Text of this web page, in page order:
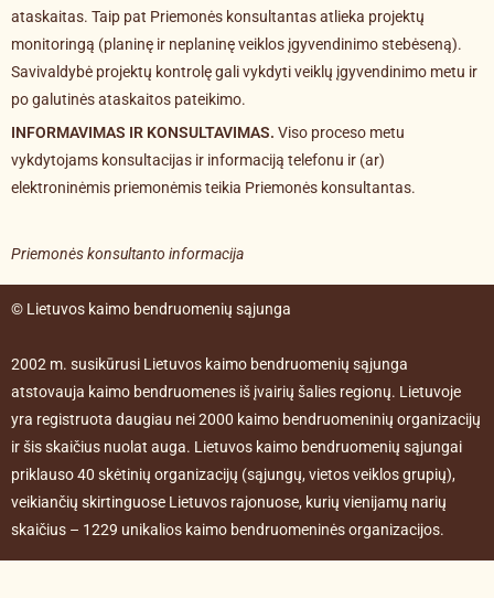
ataskaitas. Taip pat Priemonės konsultantas atlieka projektų
monitoringą (planinę ir neplaninę veiklos įgyvendinimo stebėseną).
Savivaldybė projektų kontrolę gali vykdyti veiklų įgyvendinimo metu ir
po galutinės ataskaitos pateikimo.
INFORMAVIMAS IR KONSULTAVIMAS. Viso proceso metu
vykdytojams konsultacijas ir informaciją telefonu ir (ar)
elektroninėmis priemonėmis teikia Priemonės konsultantas.
Priemonės konsultanto informacija
© Lietuvos kaimo bendruomenių sąjunga
2002 m. susikūrusi Lietuvos kaimo bendruomenių sąjunga
atstovauja kaimo bendruomenes iš įvairių šalies regionų. Lietuvoje
yra registruota daugiau nei 2000 kaimo bendruomeninių organizacijų
ir šis skaičius nuolat auga. Lietuvos kaimo bendruomenių sąjungai
priklauso 40 skėtinių organizacijų (sąjungų, vietos veiklos grupių),
veikiančių skirtinguose Lietuvos rajonuose, kurių vienijamų narių
skaičius – 1229 unikalios kaimo bendruomeninės organizacijos.